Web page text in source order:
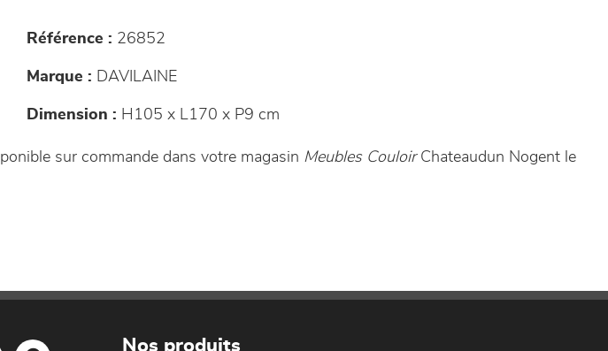
Référence : 26852
Marque : DAVILAINE
Dimension : H105 x L170 x P9 cm
sur commande dans votre magasin Meubles CouloirChateaudun Nogent le
Nos produits